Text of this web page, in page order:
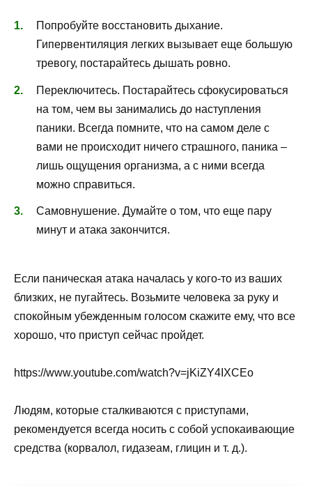
Попробуйте восстановить дыхание.
Гипервентиляция легких вызывает еще большую
тревогу, постарайтесь дышать ровно.
Переключитесь. Постарайтесь сфокусироваться
на том, чем вы занимались до наступления
паники. Всегда помните, что на самом деле с
вами не происходит ничего страшного, паника –
лишь ощущения организма, а с ними всегда
можно справиться.
Самовнушение. Думайте о том, что еще пару
минут и атака закончится.
Если паническая атака началась у кого-то из ваших
близких, не пугайтесь. Возьмите человека за руку и
спокойным убежденным голосом скажите ему, что все
хорошо, что приступ сейчас пройдет.
https://www.youtube.com/watch?v=jKiZY4IXCEo
Людям, которые сталкиваются с приступами,
рекомендуется всегда носить с собой успокаивающие
средства (корвалол, гидазеам, глицин и т. д.).